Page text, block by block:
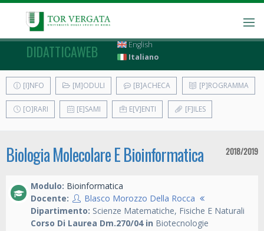
DIDATTICAWEB
English
Italiano
[I]NFO [M]ODULI [B]ACHECA [P]ROGRAMMA
[O]RARI [E]SAMI E[V]ENTI [F]ILES
Biologia Molecolare E Bioinformatica 2018/2019
Modulo: Bioinformatica
Docente:
Blasco Morozzo Della Rocca
Dipartimento: Scienze Matematiche, Fisiche E Naturali
Corso Di Laurea Dm.270/04 in Biotecnologie